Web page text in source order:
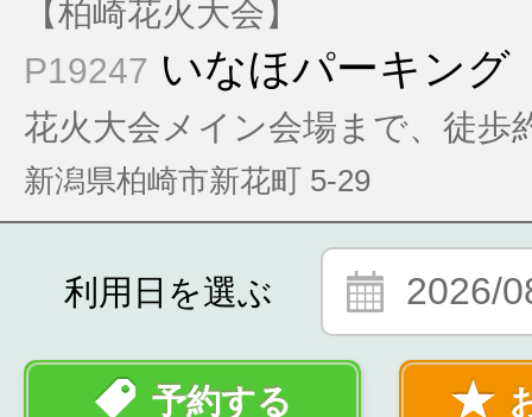
【柏崎花火大会】
P19247 いなほパーキング
花火大会メイン会場まで、徒歩
新潟県柏崎市新花町 5-29
利用日を選ぶ 2026/
予約する